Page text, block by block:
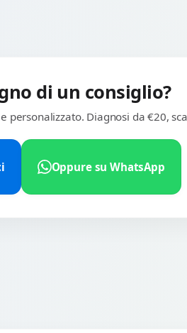
di un consiglio?
personalizzato. Diagnosi da €20,
Oppure su WhatsApp